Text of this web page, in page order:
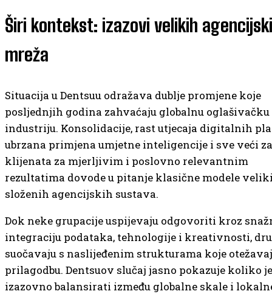
Širi kontekst: izazovi velikih
mreža
Situacija u Dentsuu odražava dublje promjene koje
posljednjih godina zahvaćaju globalnu oglašivačku
industriju. Konsolidacije, rast utjecaja digitalnih
ubrzana primjena umjetne inteligencije i sve veći
klijenata za mjerljivim i poslovno relevantnim
rezultatima dovode u pitanje klasične modele
složenih agencijskih sustava.
Dok neke grupacije uspijevaju odgovoriti kroz
integraciju podataka, tehnologije i kreativnosti,
suočavaju s naslijeđenim strukturama koje
prilagodbu. Dentsuov slučaj jasno pokazuje koliko
izazovno balansirati između globalne skale i